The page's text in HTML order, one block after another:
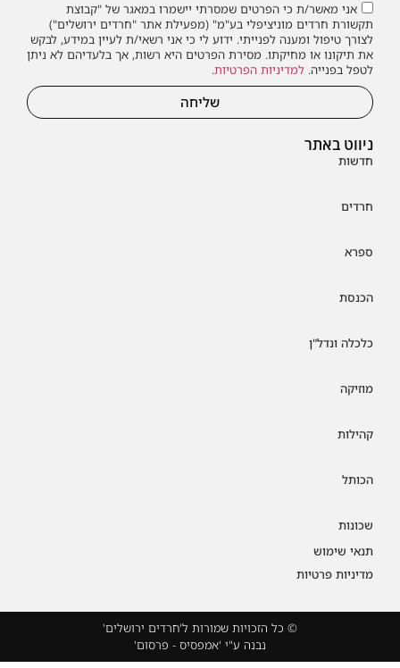
ניווט באתר
חדשות
חרדים
ספרא
הכנסת
כלכלה ונדל"ן
מוזיקה
קהילות
הכותל
שכונות
תנאי שימוש
מדיניות פרטיות
אני מאשר/ת כי הפרטים שמסרתי יישמרו במאגר של "קבוצת
תקשורת חרדים מוניציפלי בע"מ" (מפעילת אתר "חרדים ירושלים")
לצורך טיפול ומענה לפנייתי. ידוע לי כי אני רשאי/ת לעיין במידע, לבקש
את תיקונו או מחיקתו. מסירת הפרטים היא רשות, אך בלעדיהם לא ניתן
לטפל בפנייה. למדיניות הפרטיות.
שליחה
© כל הזכויות שמורות ל'חרדים ירושלים'
נבנה ע"י 'אמפסיס - פרסום'